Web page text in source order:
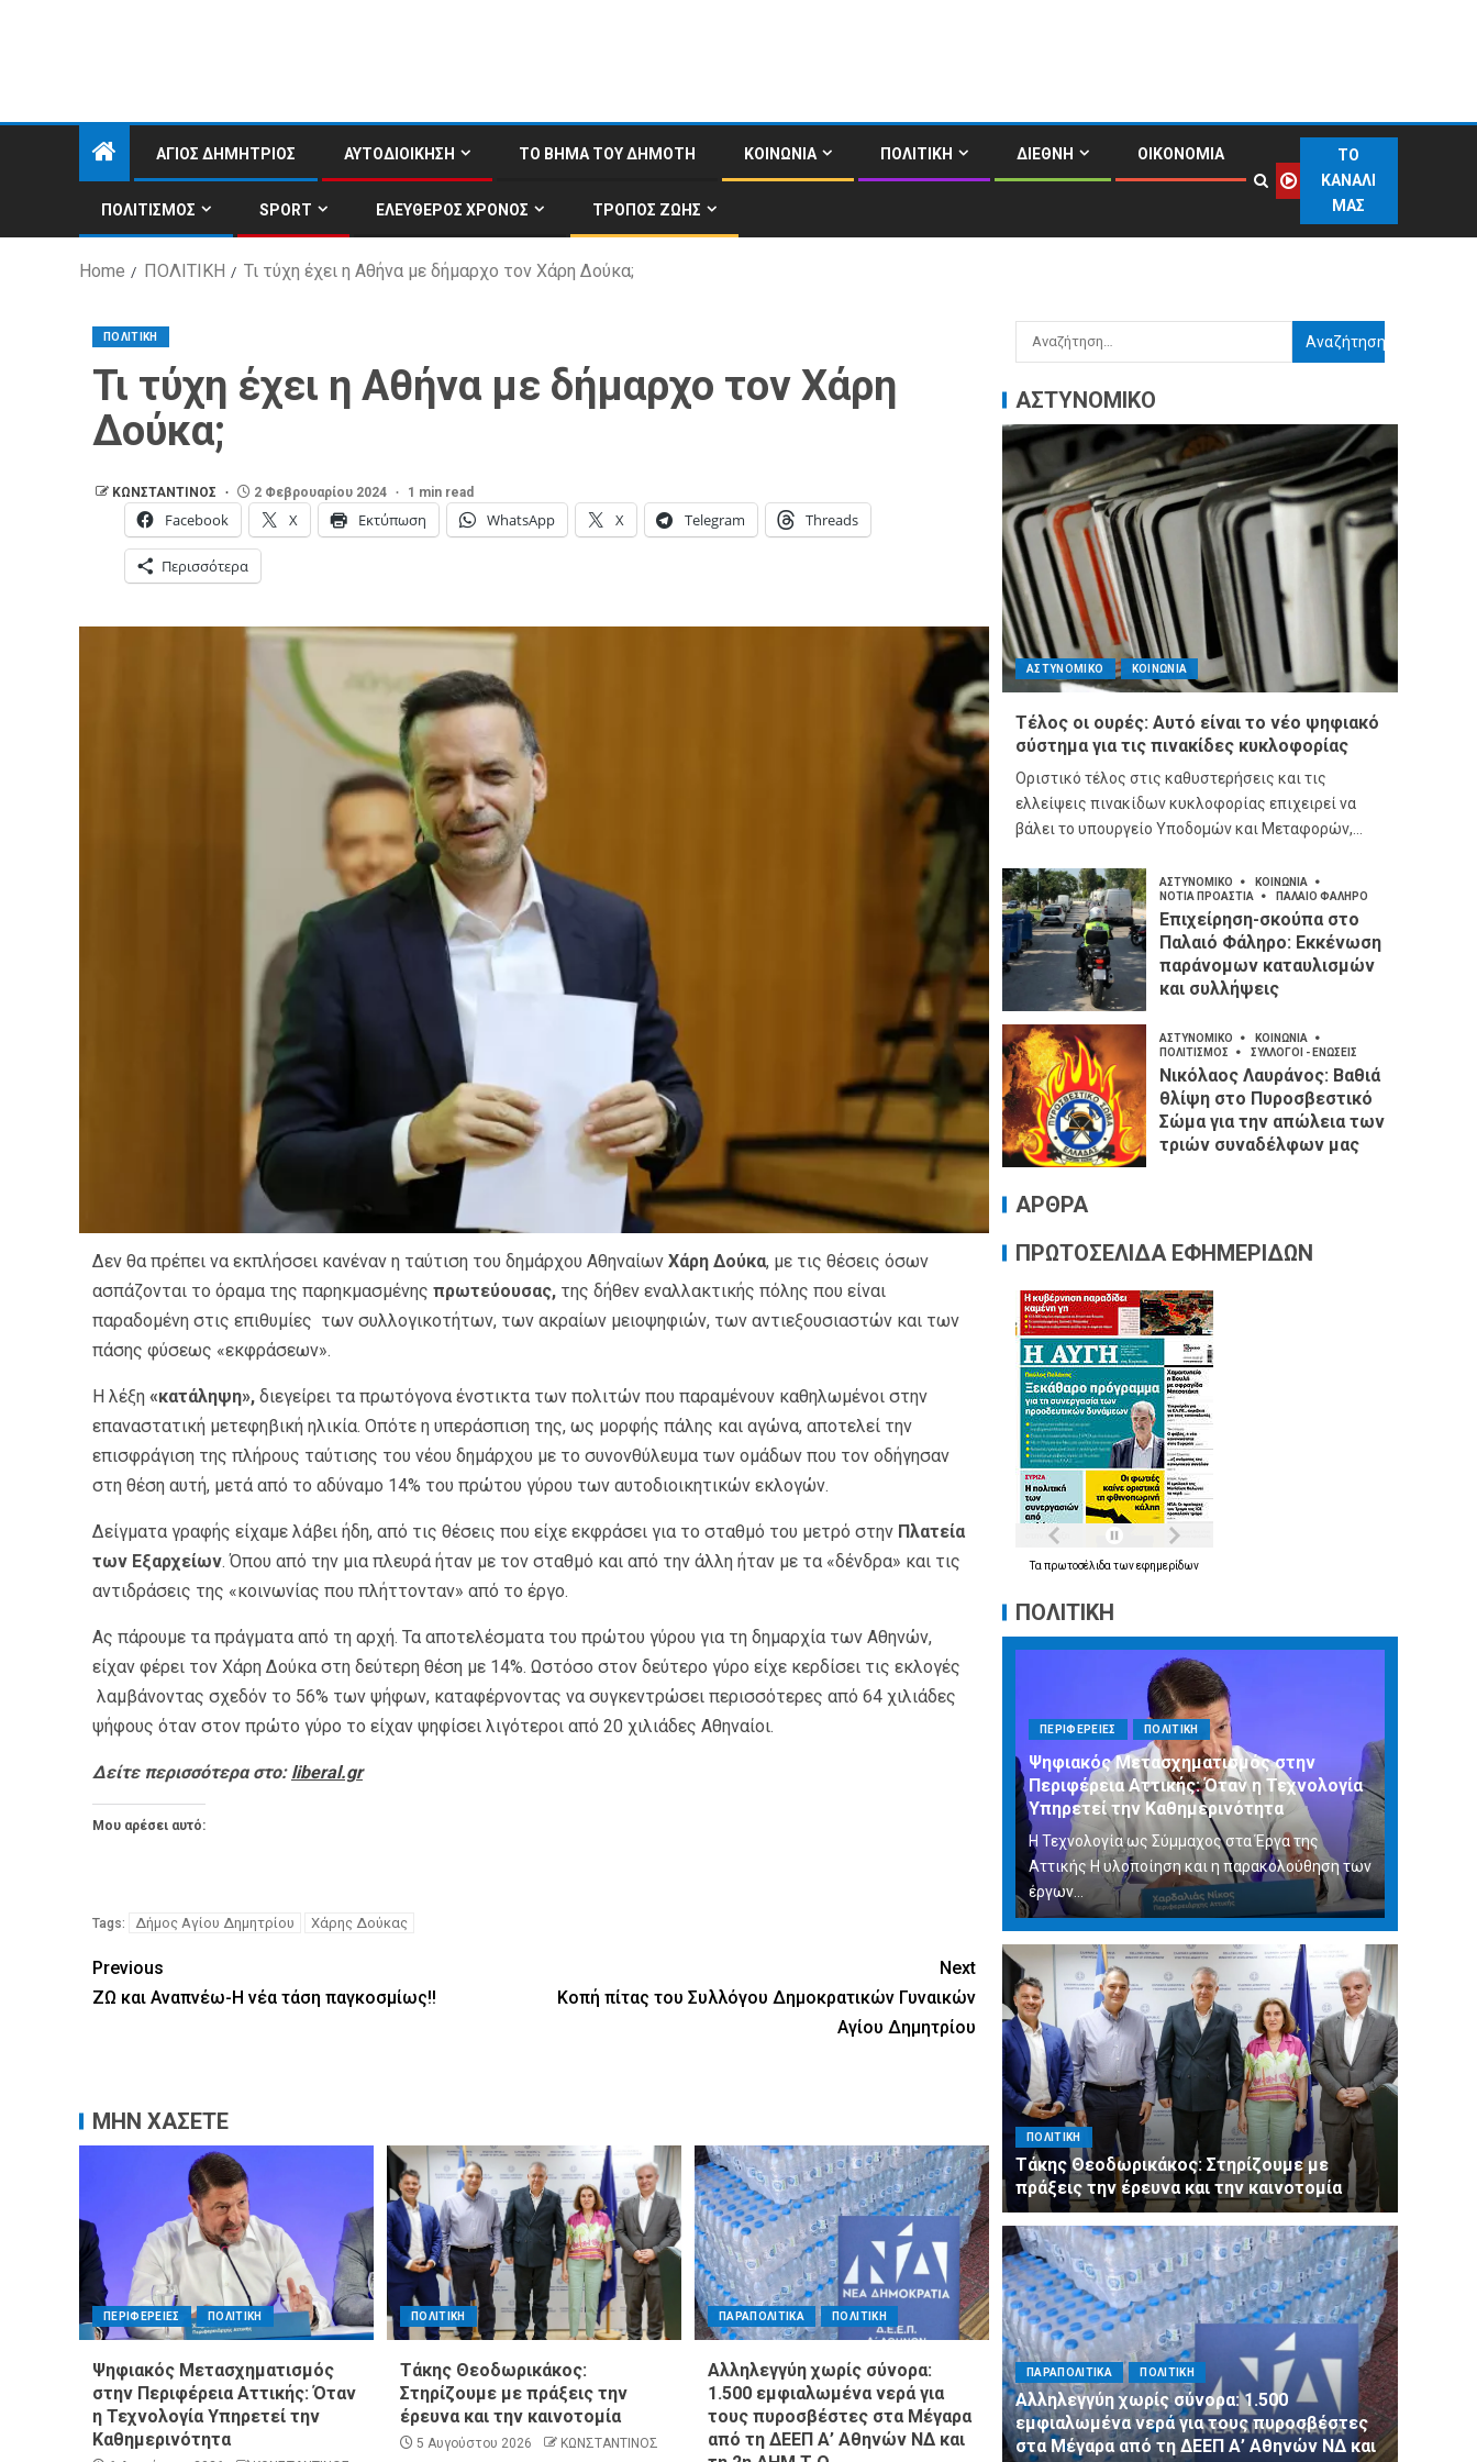
ΑΓΙΟΣ ΔΗΜΗΤΡΙΟΣ ΑΥΤΟΔΙΟΙΚΗΣΗ ΤΟ ΒΗΜΑ ΤΟΥ ΔΗΜΟΤΗ ΚΟΙΝΩΝΙΑ ΠΟΛΙΤΙΚΗ ΔΙΕΘΝΗ ΟΙΚΟΝΟΜΙΑ
ΠΟΛΙΤΙΣΜΟΣ SPORT ΕΛΕΥΘΕΡΟΣ ΧΡΟΝΟΣ ΤΡΟΠΟΣ ΖΩΗΣ
ΤΟ
ΚΑΝΑΛΙ
ΜΑΣ
Home ΠΟΛΙΤΙΚΗ Τι τύχη έχει η Αθήνα με δήμαρχο τον Χάρη Δούκα;
ΠΟΛΙΤΙΚΗ
Τι τύχη έχει η Αθήνα με δήμαρχο τον Χάρη
Δούκα;
ΚΩΝΣΤΑΝΤΙΝΟΣ 2 Φεβρουαρίου 2024 1 min read
Facebook X Εκτύπωση WhatsApp X Telegram Threads
Περισσότερα
Δεν θα πρέπει να εκπλήσσει κανέναν η ταύτιση του δημάρχου Αθηναίων Χάρη Δούκα, με τις θέσεις όσων
ασπάζονται το όραμα της παρηκμασμένης πρωτεύουσας, της δήθεν εναλλακτικής πόλης που είναι
παραδομένη στις επιθυμίες των συλλογικοτήτων, των ακραίων μειοψηφιών, των αντιεξουσιαστών και των
πάσης φύσεως «εκφράσεων».
Η λέξη «κατάληψη», διεγείρει τα πρωτόγονα ένστικτα των πολιτών που παραμένουν καθηλωμένοι στην
επαναστατική μετεφηβική ηλικία. Οπότε η υπεράσπιση της, ως μορφής πάλης και αγώνα, αποτελεί την
επισφράγιση της πλήρους ταύτισης του νέου δημάρχου με το συνονθύλευμα των ομάδων που τον οδήγησαν
στη θέση αυτή, μετά από το αδύναμο 14% του πρώτου γύρου των αυτοδιοικητικών εκλογών.
Δείγματα γραφής είχαμε λάβει ήδη, από τις θέσεις που είχε εκφράσει για το σταθμό του μετρό στην Πλατεία
των Εξαρχείων. Όπου από την μια πλευρά ήταν με τον σταθμό και από την άλλη ήταν με τα «δένδρα» και τις
αντιδράσεις της «κοινωνίας που πλήττονταν» από το έργο.
Ας πάρουμε τα πράγματα από τη αρχή. Τα αποτελέσματα του πρώτου γύρου για τη δημαρχία των Αθηνών,
είχαν φέρει τον Χάρη Δούκα στη δεύτερη θέση με 14%. Ωστόσο στον δεύτερο γύρο είχε κερδίσει τις εκλογές
λαμβάνοντας σχεδόν το 56% των ψήφων, καταφέρνοντας να συγκεντρώσει περισσότερες από 64 χιλιάδες
ψήφους όταν στον πρώτο γύρο το είχαν ψηφίσει λιγότεροι από 20 χιλιάδες Αθηναίοι.
Δείτε περισσότερα στο: liberal.gr
Μου αρέσει αυτό:
Tags: Δήμος Αγίου Δημητρίου Χάρης Δούκας
Previous
ΖΩ και Αναπνέω-Η νέα τάση παγκοσμίως!!
Next
Κοπή πίτας του Συλλόγου Δημοκρατικών Γυναικών
Αγίου Δημητρίου
ΜΗΝ ΧΑΣΕΤΕ
ΠΕΡΙΦΕΡΕΙΕΣ ΠΟΛΙΤΙΚΗ
Ψηφιακός Μετασχηματισμός
στην Περιφέρεια Αττικής: Όταν
η Τεχνολογία Υπηρετεί την
Καθημερινότητα
ΠΟΛΙΤΙΚΗ
Τάκης Θεοδωρικάκος:
Στηρίζουμε με πράξεις την
έρευνα και την καινοτομία
5 Αυγούστου 2026 ΚΩΝΣΤΑΝΤΙΝΟΣ
ΠΑΡΑΠΟΛΙΤΙΚΑ ΠΟΛΙΤΙΚΗ
Αλληλεγγύη χωρίς σύνορα:
1.500 εμφιαλωμένα νερά για
τους πυροσβέστες στα Μέγαρα
από τη ΔΕΕΠ Α’ Αθηνών ΝΔ και
ΑΣΤΥΝΟΜΙΚΟ
ΑΣΤΥΝΟΜΙΚΟ ΚΟΙΝΩΝΙΑ
Τέλος οι ουρές: Αυτό είναι το νέο ψηφιακό
σύστημα για τις πινακίδες κυκλοφορίας
Οριστικό τέλος στις καθυστερήσεις και τις
ελλείψεις πινακίδων κυκλοφορίας επιχειρεί να
βάλει το υπουργείο Υποδομών και Μεταφορών,...
ΑΣΤΥΝΟΜΙΚΟ
ΚΟΙΝΩΝΙΑ
ΝΟΤΙΑ ΠΡΟΑΣΤΙΑ
ΠΑΛΑΙΟ ΦΑΛΗΡΟ
Επιχείρηση-σκούπα στο
Παλαιό Φάληρο: Εκκένωση
παράνομων καταυλισμών
και συλλήψεις
ΑΣΤΥΝΟΜΙΚΟ
ΚΟΙΝΩΝΙΑ
ΠΟΛΙΤΙΣΜΟΣ
ΣΥΛΛΟΓΟΙ - ΕΝΩΣΕΙΣ
Νικόλαος Λαυράνος: Βαθιά
θλίψη στο Πυροσβεστικό
Σώμα για την απώλεια των
τριών συναδέλφων μας
ΑΡΘΡΑ
ΠΡΩΤΟΣΕΛΙΔΑ ΕΦΗΜΕΡΙΔΩΝ
Τα πρωτοσέλιδα τωνεφημερίδων
ΠΟΛΙΤΙΚΗ
ΠΕΡΙΦΕΡΕΙΕΣ ΠΟΛΙΤΙΚΗ
Ψηφιακός Μετασχηματισμός στην
Περιφέρεια Αττικής: Όταν η Τεχνολογία
Υπηρετεί την Καθημερινότητα
Η Τεχνολογία ως Σύμμαχος στα Έργα της
Αττικής Η υλοποίηση και η παρακολούθηση των
έργων...
ΠΟΛΙΤΙΚΗ
Τάκης Θεοδωρικάκος: Στηρίζουμε με
πράξεις την έρευνα και την καινοτομία
ΠΑΡΑΠΟΛΙΤΙΚΑ ΠΟΛΙΤΙΚΗ
Αλληλεγγύη χωρίς σύνορα: 1.500
εμφιαλωμένα νερά για τους πυροσβέστες
στα Μέγαρα από τη ΔΕΕΠ Α’ Αθηνών ΝΔ και